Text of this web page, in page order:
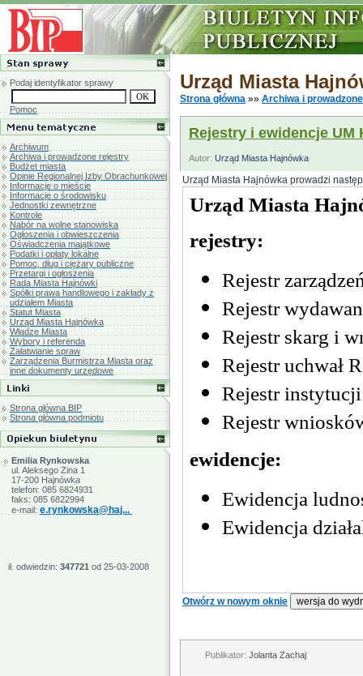
Podaj identyfikator sprawy
Pomoc
Archiwum
Archiwa i prowadzone rejestry
Budżet miasta
Opinie Regionalnej Izby Obrachunkowej
Informacje o mieście
Informacje o środowisku
Jednostki zewnętrzne
Kontrole
Nabór na wolne stanowiska
Ogłoszenia i obwieszczenia
Oświadczenia majątkowe
Podatki i opłaty lokalne
Pomoc, dług i ciężary publiczne
Przetargi i ogłoszenia
Rada Miasta Hajnówki
Spółki prawa handlowego i zakłady z
udziałem Miasta
Statut Miasta
Urząd Miasta Hajnówka
Władze Miasta
Wybory i referenda
Załatwianie spraw
Zarządzenia Burmistrza Miasta oraz
inne dokumenty urzędowe
Strona główna BIP
Strona główna podmiotu
Emilia Rynkowska
ul. Aleksego Zina 1
17-200 Hajnówka
telefon: 085 6824931
faks: 085 6822994
e-mail: e.rynkowska@haj...
il. odwiedzin: 347721 od 25-03-2008
Urząd Miasta
Strona główna »» Archiwa i
Rejestry i ewidencje UM
Autor: Urząd Miasta Hajnówka
Urząd Miasta Hajnówka prowadzi
Otwórz w nowym oknie
Publikator: Jolanta Zachaj